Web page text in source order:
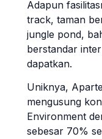
Adapun
track, taman
jungle pond,
berstandar
dapatkan.
Uniknya,
mengusung
Environment
sebesar 70%